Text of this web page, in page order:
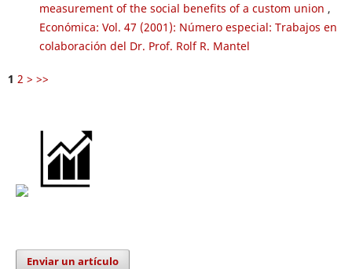
measurement of the social benefits of a custom union ,
Económica: Vol. 47 (2001): Número especial: Trabajos en
colaboración del Dr. Prof. Rolf R. Mantel
1 2 > >>
Enviar un artículo